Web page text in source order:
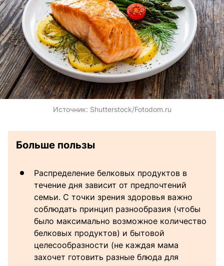
Источник: Shutterstock/Fotodom.ru
Больше пользы
Распределение белковых продуктов в
течение дня зависит от предпочтений
семьи. С точки зрения здоровья важно
соблюдать принцип разнообразия (чтобы
было максимально возможное количество
белковых продуктов) и бытовой
целесообразности (не каждая мама
захочет готовить разные блюда для